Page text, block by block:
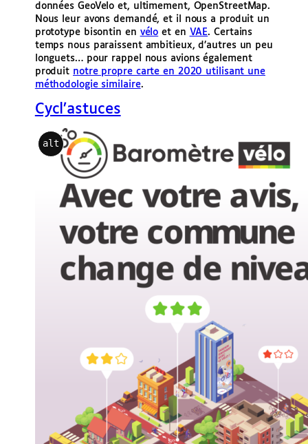
données GeoVelo et, ultimement, OpenStreetMap.
Nous leur avons demandé, et il nous a produit un
prototype bisontin en vélo et en VAE. Certains
temps nous paraissent ambitieux, d’autres un peu
longuets… pour rappel nous avions également
produit notre propre carte en 2020 utilisant une
méthodologie similaire.
Cycl’astuces
alt